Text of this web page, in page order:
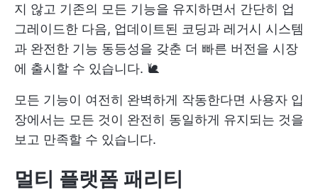
지 않고 기존의 모든 기능을 유지하면서 간단히 업
그레이드한 다음, 업데이트된 코딩과 레거시 시스템
과 완전한 기능 동등성을 갖춘 더 빠른 버전을 시장
에 출시할 수 있습니다. 🐌
모든 기능이 여전히 완벽하게 작동한다면 사용자 입
장에서는 모든 것이 완전히 동일하게 유지되는 것을
보고 만족할 수 있습니다.
멀티 플랫폼 패리티